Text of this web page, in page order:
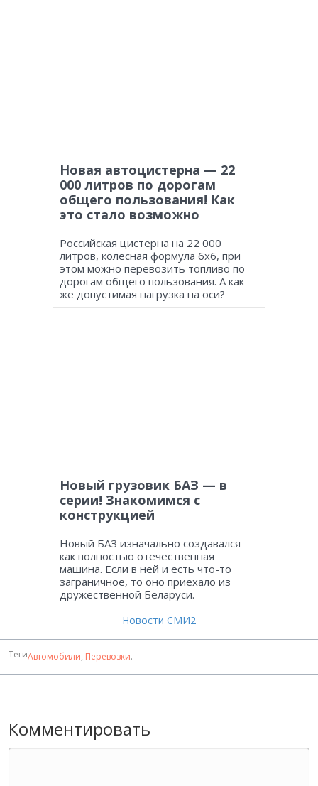
Новая автоцистерна — 22
000 литров по дорогам
общего пользования! Как
это стало возможно
Российская цистерна на 22 000
литров, колесная формула 6х6, при
этом можно перевозить топливо по
дорогам общего пользования. А как
же допустимая нагрузка на оси?
Новый грузовик БАЗ — в
серии! Знакомимся с
конструкцией
Новый БАЗ изначально создавался
как полностью отечественная
машина. Если в ней и есть что-то
заграничное, то оно приехало из
дружественной Беларуси.
Новости СМИ2
ТегиАвтомобили, Перевозки.
Комментировать